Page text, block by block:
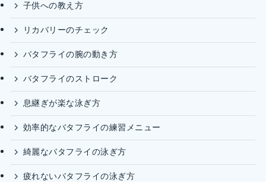
子供への教え方
リカバリーのチェック
バタフライの腕の動き方
バタフライのストローク
息継ぎが楽な泳ぎ方
効率的なバタフライの練習メニュー
綺麗なバタフライの泳ぎ方
疲れないバタフライの泳ぎ方